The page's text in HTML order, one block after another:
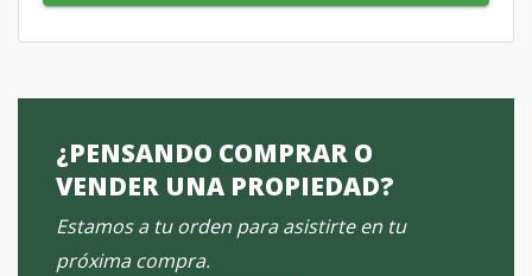
¿PENSANDO COMPRAR O
VENDER UNA PROPIEDAD?
Estamos a tu orden para asistirte en tu
próxima compra.